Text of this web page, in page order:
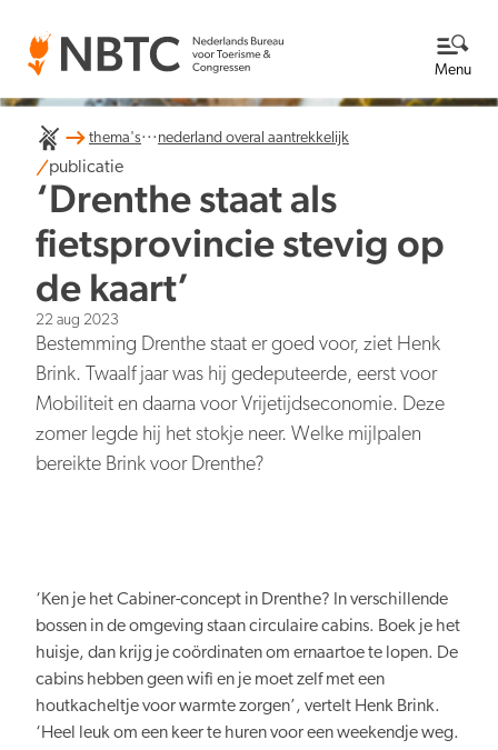
Menu
Thema's
Bekijk alle thema's
Internationale concurrentiepositie
Organiserend vermogen
Kennisbank
Over ons
Lees meer over NBTC
Wat we doen
Organisatie
Werken bij
Newsroom
Ga naar de Newsroom
Nieuwsberichten
EN NL
thema's... nederland overal aantrekkelijk
publicatie
‘Drenthe staat als
fietsprovincie stevig op
de kaart’
22 aug 2023
Bestemming Drenthe staat er goed voor, ziet Henk
Brink. Twaalf jaar was hij gedeputeerde, eerst voor
Mobiliteit en daarna voor Vrijetijdseconomie. Deze
zomer legde hij het stokje neer. Welke mijlpalen
bereikte Brink voor Drenthe?
‘Ken je het Cabiner-concept in Drenthe? In verschillende
bossen in de omgeving staan circulaire cabins. Boek je het
huisje, dan krijg je coördinaten om ernaartoe te lopen. De
cabins hebben geen wifi en je moet zelf met een
houtkacheltje voor warmte zorgen’, vertelt Henk Brink.
‘Heel leuk om een keer te huren voor een weekendje weg.